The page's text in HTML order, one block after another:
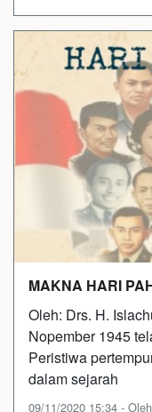
MAKNA HARI
Oleh: Drs. H.
Nopember 1945
Peristiwa
dalam sejarah
09/11/2020 15:34 -